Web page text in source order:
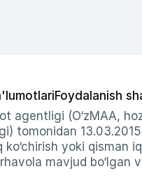
Foydalanish
agentligi (O‘zMAA,
tomonidan
yoki
mavjud bo‘lgan